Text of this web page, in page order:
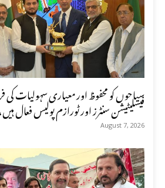
سیاحوں کو محفوظ اور معیاری سہولیات
فیسلیٹیشن سنٹرز اور ٹورازم پولیس فعال
August 7, 2026